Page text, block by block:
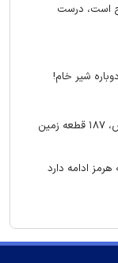
است، درست
شیر خام!
دادستان تهران اعلام کرد: توقیف ۸۶ خودروی لوکس، ۱۸۷ قطعه زمین
هرمز ادامه دارد